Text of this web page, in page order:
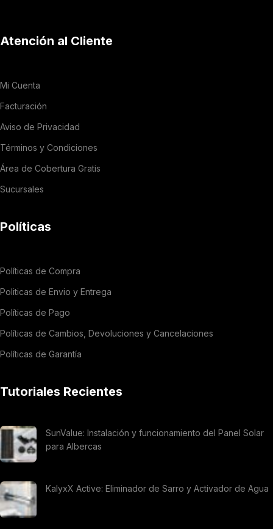
Atención al Cliente
Mi Cuenta
Facturación
Aviso de Privacidad
Términos y Condiciones
Área de Cobertura Gratis
Sucursales
Políticas
Políticas de Compra
Politicas de Envio y Entrega
Políticas de Pago
Políticas de Cambios, Devoluciones y Cancelaciones
Políticas de Garantía
Tutoriales Recientes
SunValue: Instalación y funcionamiento del Panel Solar
para Albercas
KalyxX Active: Eliminador de Sarro y Activador de Agua